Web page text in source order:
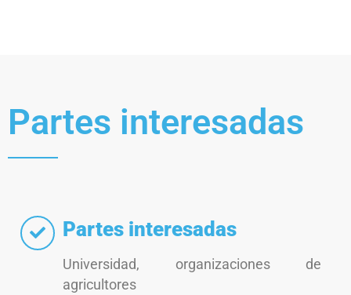
Partes interesadas
Partes interesadas
Universidad, organizaciones de
agricultores